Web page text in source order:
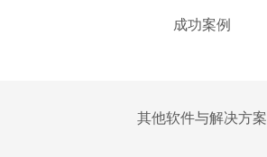
成功案例
其他软件与解决方案